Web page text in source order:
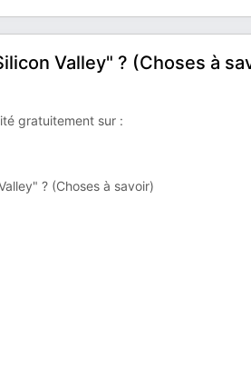
Valley" ? (Choses à
gratuitement sur :
? (Choses à savoir)